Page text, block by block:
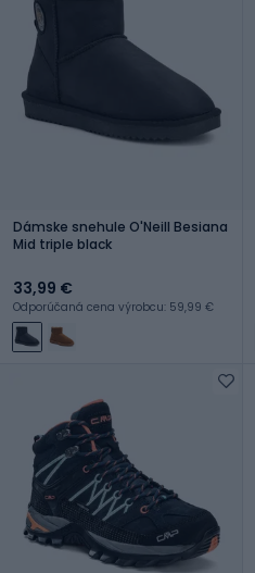
Dámske snehule O'Neill Besiana
Mid triple black
33,99 €
Odporúčaná cena výrobcu: 59,99 €